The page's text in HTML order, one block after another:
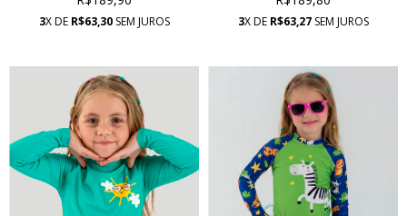
3X DE R$63,30SEM JUROS 3X DE R$63,27SEM JUROS